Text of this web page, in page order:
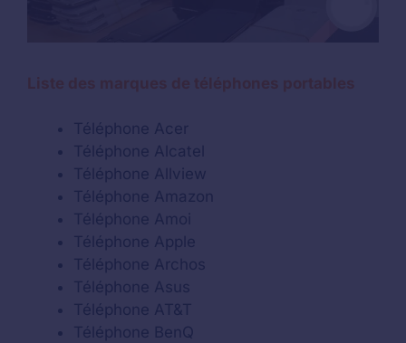
Liste des marques de téléphones portables
Téléphone Acer
Téléphone Alcatel
Téléphone Allview
Téléphone Amazon
Téléphone Amoi
Téléphone Apple
Téléphone Archos
Téléphone Asus
Téléphone AT&T
Téléphone BenQ